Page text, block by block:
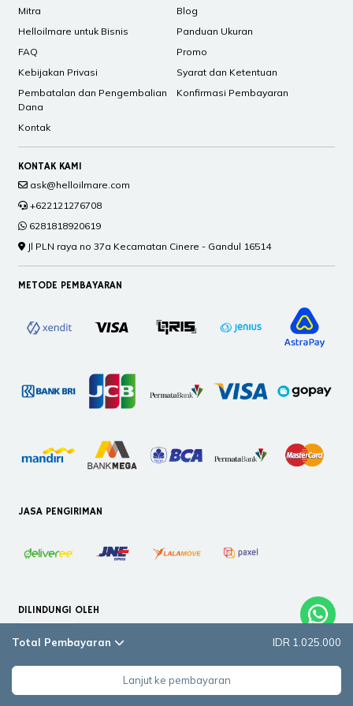
Total Pembayaran IDR 1.025.000
Lanjut ke pembayaran
Mitra
Blog
Helloilmare untuk Bisnis
Panduan Ukuran
FAQ
Promo
Kebijakan Privasi
Syarat dan Ketentuan
Pembatalan dan Pengembalian
Dana
Konfirmasi Pembayaran
Kontak
KONTAK KAMI
ask@helloilmare.com
+622121276708
6281818920619
Jl PLN raya no 37a Kecamatan Cinere - Gandul 16514
METODE PEMBAYARAN
JASA PENGIRIMAN
DILINDUNGI OLEH
Copyright © 2026. PT Helloilmare Restorasi Indonesia. All Rights Reserved.